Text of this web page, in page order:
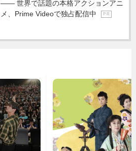
―― 世界で話題の本格アクションアニ
メ、Prime Videoで独占配信中
P R